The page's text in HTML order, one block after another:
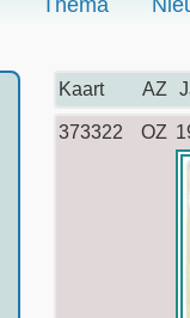
Kaart AZ
373322 OZ